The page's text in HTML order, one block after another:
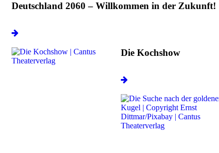
Deutschland 2060 – Willkommen in der Zukunft!
Die Kochshow